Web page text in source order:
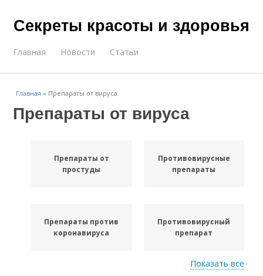
Секреты красоты и здоровья
Главная Новости Статьи
Главная » Препараты от вируса
Препараты от вируса
Препараты от
простуды
Противовирусные
препараты
Препараты против
коронавируса
Противовирусный
препарат
Показать все